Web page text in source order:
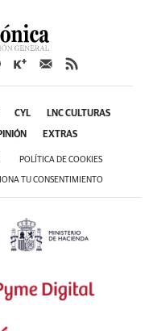
CYL LNC CULTURAS
EXTRAS
POLÍTICA DE COOKIES
TU CONSENTIMIENTO